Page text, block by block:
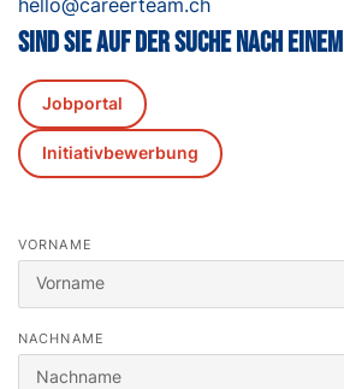
Sind Sie auf der Suche nach einem
Jobportal
Initiativbewerbung
VORNAME
NACHNAME